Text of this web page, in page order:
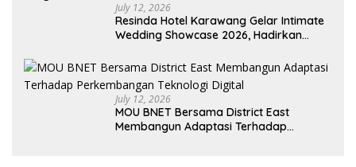
July 12, 2026
Resinda Hotel Karawang Gelar Intimate
Wedding Showcase 2026, Hadirkan
Penawaran Eksklusif
July 12, 2026
MOU BNET Bersama District East
Membangun Adaptasi Terhadap